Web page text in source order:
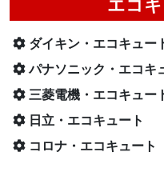
エコ
ダイキン・エコキュー
パナソニック・エコキ
三菱電機・エコキュー
日立・エコキュート
コロナ・エコキュート